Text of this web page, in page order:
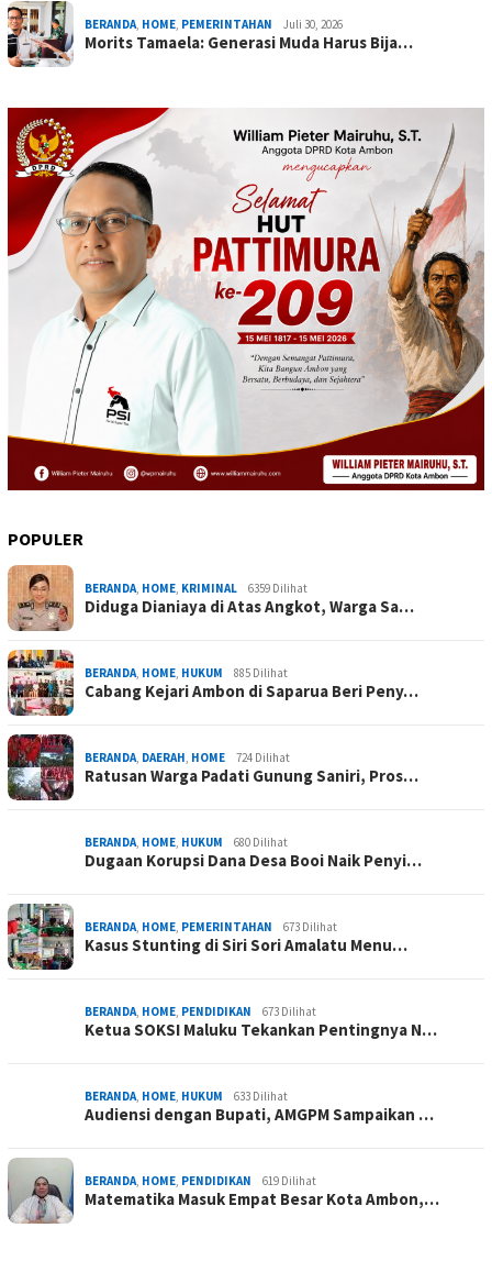
BERANDA, HOME, PEMERINTAHAN Juli 30, 2026
Morits Tamaela: Generasi Muda Harus Bija…
POPULER
BERANDA, HOME, KRIMINAL 6359 Dilihat
Diduga Dianiaya di Atas Angkot, Warga Sa…
BERANDA, HOME, HUKUM 885 Dilihat
Cabang Kejari Ambon di Saparua Beri Peny…
BERANDA, DAERAH, HOME 724 Dilihat
Ratusan Warga Padati Gunung Saniri, Pros…
BERANDA, HOME, HUKUM 680 Dilihat
Dugaan Korupsi Dana Desa Booi Naik Penyi…
BERANDA, HOME, PEMERINTAHAN 673 Dilihat
Kasus Stunting di Siri Sori Amalatu Menu…
BERANDA, HOME, PENDIDIKAN 673 Dilihat
Ketua SOKSI Maluku Tekankan Pentingnya N…
BERANDA, HOME, HUKUM 633 Dilihat
Audiensi dengan Bupati, AMGPM Sampaikan …
BERANDA, HOME, PENDIDIKAN 619 Dilihat
Matematika Masuk Empat Besar Kota Ambon,…